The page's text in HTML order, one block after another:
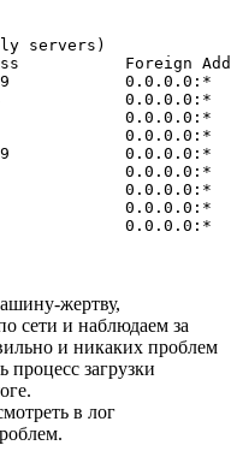
servers)
Foreign
0.0.0.0:*
0.0.0.0:*
0.0.0.0:*
0.0.0.0:*
0.0.0.0:*
0.0.0.0:*
0.0.0.0:*
жертву,
сети и наблюдаем за
и никаких проблем
процесс загрузки
в лог